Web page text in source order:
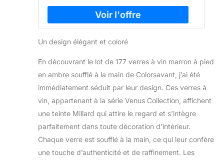
Un design élégant et coloré
En découvrant le lot de 177 verres à vin marron à pied
en ambre soufflé à la main de Colorsavant, j’ai été
immédiatement séduit par leur design. Ces verres à
vin, appartenant à la série Venus Collection, affichent
une teinte Millard qui attire le regard et s’intègre
parfaitement dans toute décoration d’intérieur.
Chaque verre est soufflé à la main, ce qui leur confère
une touche d’authenticité et de raffinement. Les